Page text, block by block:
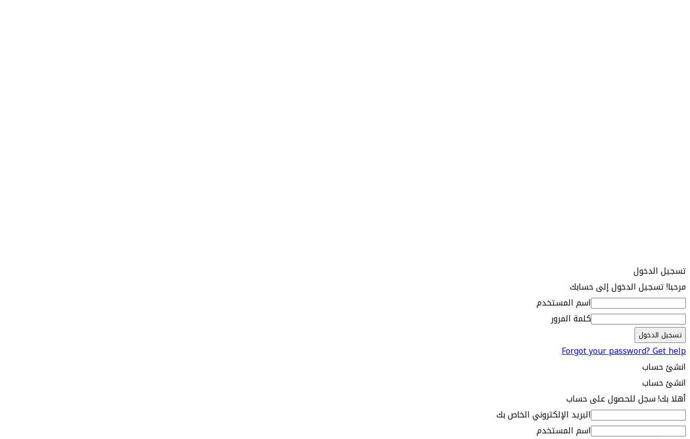
تسجيل الدخول
مرحبا! تسجيل الدخول إلى حسابك
اسم المستخدم
كلمة المرور
Forgot your password? Get help
انشئ حساب
انشئ حساب
أهلا بك! سجل للحصول على حساب
البريد الإلكتروني الخاص بك
اسم المستخدم